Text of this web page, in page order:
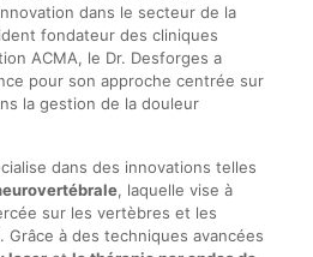
dans le secteur de la
fondateur des cliniques
ACMA, le Dr. Desforges a
pour son approche centrée sur
la gestion de la douleur
dans des innovations telles
, laquelle vise à
sur les vertèbres et les
à des techniques avancées